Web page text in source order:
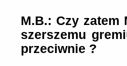
M.B.: Czy zatem
szerszemu
przeciwnie ?